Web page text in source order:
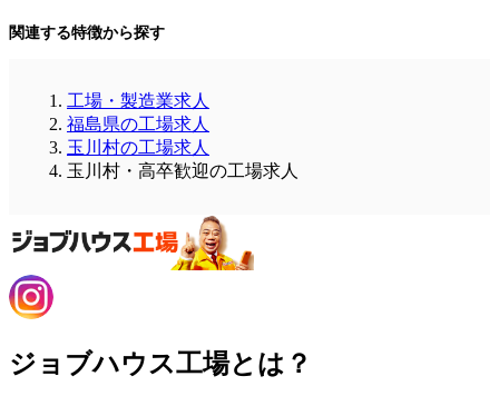
関連する特徴から探す
工場・製造業求人
福島県の工場求人
玉川村の工場求人
玉川村・高卒歓迎の工場求人
ジョブハウス工場とは？